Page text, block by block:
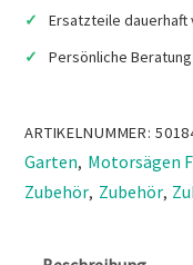
mm,Ersatzteile
Persönliche
ARTIKELNUMMER:
Garten, Motorsägen
Zubehör, Zubehör,